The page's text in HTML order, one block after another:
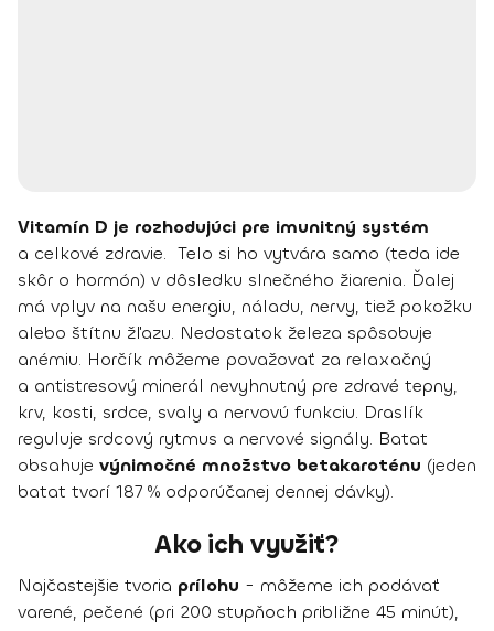
Vitamín D je rozhodujúci pre imunitný systém
a celkové zdravie. Telo si ho vytvára samo (teda ide
skôr o hormón) v dôsledku slnečného žiarenia. Ďalej
má vplyv na našu energiu, náladu, nervy, tiež pokožku
alebo štítnu žľazu. Nedostatok železa spôsobuje
anémiu. Horčík môžeme považovať za relaxačný
a antistresový minerál nevyhnutný pre zdravé tepny,
krv, kosti, srdce, svaly a nervovú funkciu. Draslík
reguluje srdcový rytmus a nervové signály. Batat
obsahuje výnimočné množstvo betakaroténu (jeden
batat tvorí 187 % odporúčanej dennej dávky).
Ako ich využiť?
Najčastejšie tvoria prílohu - môžeme ich podávať
varené, pečené (pri 200 stupňoch približne 45 minút),